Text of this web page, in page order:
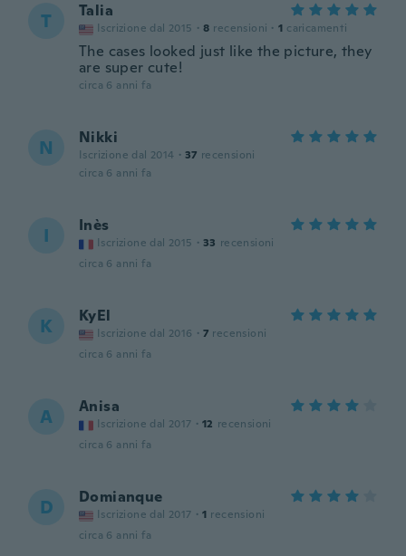
T Talia
Iscrizione dal 2015 · 8 recensioni · 1 caricamenti
The cases looked just like the picture, they
are super cute!
circa 6 anni fa
N Nikki
Iscrizione dal 2014 · 37 recensioni
circa 6 anni fa
I Inès
Iscrizione dal 2015 · 33 recensioni
circa 6 anni fa
K KyEl
Iscrizione dal 2016 · 7 recensioni
circa 6 anni fa
A Anisa
Iscrizione dal 2017 · 12 recensioni
circa 6 anni fa
D Domianque
Iscrizione dal 2017 · 1 recensioni
circa 6 anni fa